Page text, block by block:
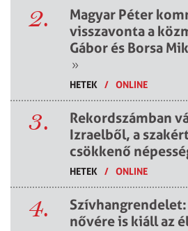
2.
Magyar Péter
visszavonta a
Gábor és Borsa
»
HETEK / ONLINE
3.
Rekordszámban
Izraelből, a
csökkenő
HETEK / ONLINE
4.
nővére is kiáll az